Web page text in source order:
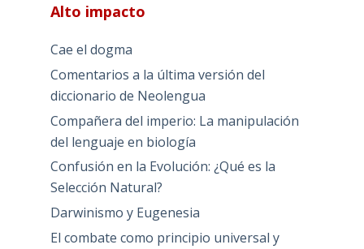
Alto impacto
Cae el dogma
Comentarios a la última versión del
diccionario de Neolengua
Compañera del imperio: La manipulación
del lenguaje en biología
Confusión en la Evolución: ¿Qué es la
Selección Natural?
Darwinismo y Eugenesia
El combate como principio universal y